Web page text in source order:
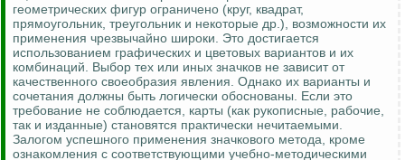
геометрических фигур ограничено (круг, квадрат,
прямоугольник, треугольник и некоторые др.), возможности их
применения чрезвычайно широки. Это достигается
использованием графических и цветовых вариантов и их
комбинаций. Выбор тех или иных значков не зависит от
качественного своеобразия явления. Однако их варианты и
сочетания должны быть логически обоснованы. Если это
требование не соблюдается, карты (как рукописные, рабочие,
так и изданные) становятся практически нечитаемыми.
Залогом успешного применения значкового метода, кроме
ознакомления с соответствующими учебно-методическими